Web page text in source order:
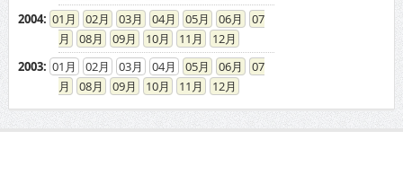
お問い合わせ
ドカント本サイト以外にこちらも
ドカント公式 Instagram